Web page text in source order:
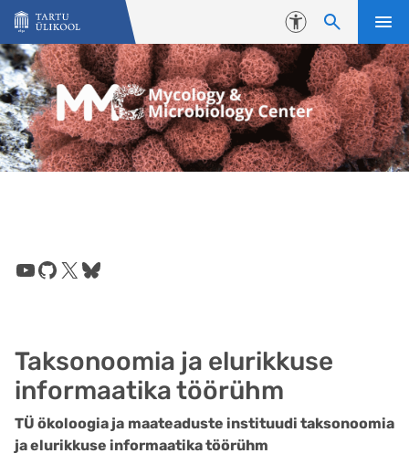
Liigu edasi põhisisu juurde
Juurdepääsetavus
Taksonoomia ja elurikkuse
informaatika töörühm
TÜ ökoloogia ja maateaduste instituudi taksonoomia
ja elurikkuse informaatika töörühm
YouTube
GitHub
X Bluesky